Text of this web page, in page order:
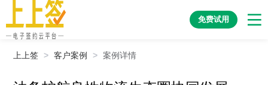
免费试用
上上签 > 客户案例 > 案例详情